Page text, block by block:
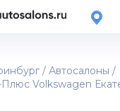
/ Автосалоны /
Volkswagen